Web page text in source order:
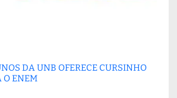
DA UNB OFERECE CURSINHO
O ENEM